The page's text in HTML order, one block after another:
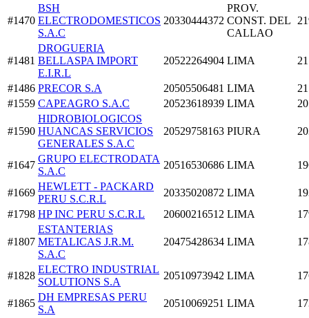
#1470
BSH
ELECTRODOMESTICOS
S.A.C
20330444372
PROV.
CONST. DEL
CALLAO
#1481
DROGUERIA
BELLASPA IMPORT
E.I.R.L
20522264904 LIMA
#1486 PRECOR S.A 20505506481 LIMA
#1559 CAPEAGRO S.A.C 20523618939 LIMA
#1590
HIDROBIOLOGICOS
HUANCAS SERVICIOS
GENERALES S.A.C
20529758163 PIURA
#1647
GRUPO ELECTRODATA
S.A.C
20516530686 LIMA
#1669
HEWLETT - PACKARD
PERU S.C.R.L
20335020872 LIMA
#1798 HP INC PERU S.C.R.L 20600216512 LIMA
#1807
ESTANTERIAS
METALICAS J.R.M.
S.A.C
20475428634 LIMA
#1828
ELECTRO INDUSTRIAL
SOLUTIONS S.A
20510973942 LIMA
#1865
DH EMPRESAS PERU
S.A
20510069251 LIMA